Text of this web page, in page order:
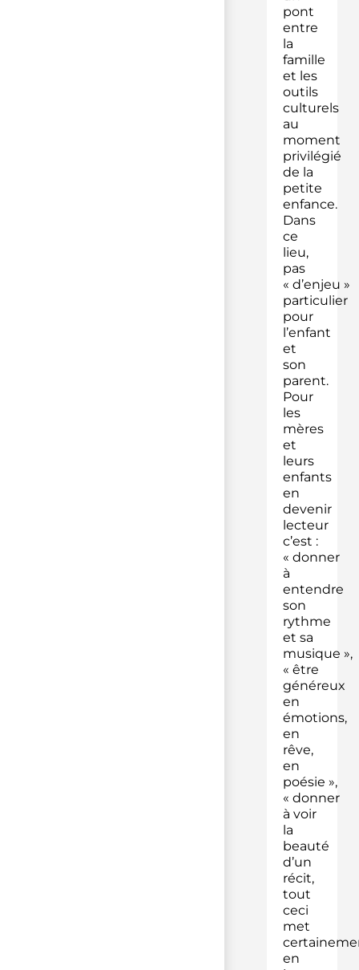
pont
entre
la
famille
et les
outils
culturels
au
moment
privilégié
de la
petite
enfance.
Dans
ce
lieu,
pas
« d’enjeu »
particulier
pour
l’enfant
et
son
parent.
Pour
les
mères
et
leurs
enfants
en
devenir
lecteur
c’est :
« donner
à
entendre
son
rythme
et sa
musique »,
« être
généreux
en
émotions,
en
rêve,
en
poésie »,
« donner
à voir
la
beauté
d’un
récit,
tout
ceci
met
en